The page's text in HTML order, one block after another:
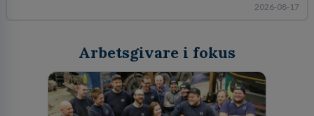
2026-08-17
Arbetsgivare i fokus